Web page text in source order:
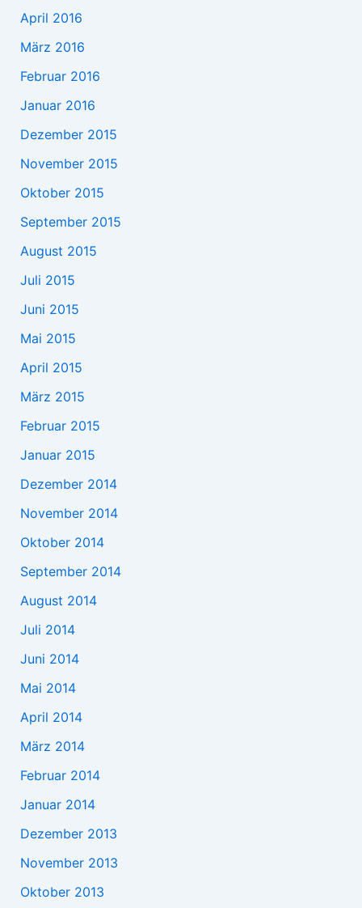
April 2016
März 2016
Februar 2016
Januar 2016
Dezember 2015
November 2015
Oktober 2015
September 2015
August 2015
Juli 2015
Juni 2015
Mai 2015
April 2015
März 2015
Februar 2015
Januar 2015
Dezember 2014
November 2014
Oktober 2014
September 2014
August 2014
Juli 2014
Juni 2014
Mai 2014
April 2014
März 2014
Februar 2014
Januar 2014
Dezember 2013
November 2013
Oktober 2013